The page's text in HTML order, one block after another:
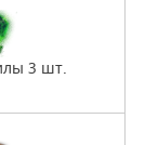
3 шт.